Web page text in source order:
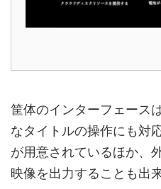
筐体のインターフェース
なタイトルの操作にも対
が用意されているほか、
映像を出力することも出来